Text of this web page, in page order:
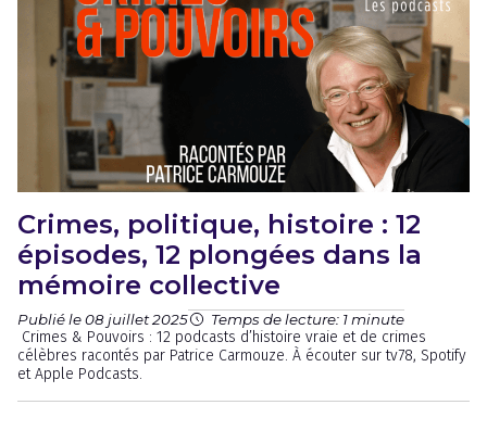
Crimes, politique, histoire : 12
épisodes, 12 plongées dans la
mémoire collective
Publié le 08 juillet 2025 Temps de lecture: 1 minute
Crimes & Pouvoirs : 12 podcasts d’histoire vraie et de crimes
célèbres racontés par Patrice Carmouze. À écouter sur tv78, Spotify
et Apple Podcasts.